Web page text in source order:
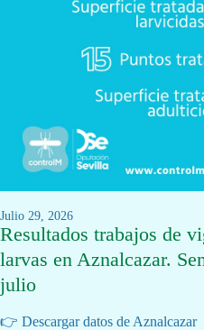
julio 29, 2026
Resultados trabajos de
larvas en Aznalcazar.
julio
👉 Descargar datos de Aznalcazar